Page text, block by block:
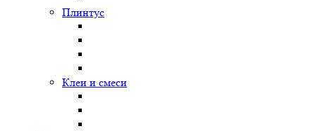
Плинтус
Клеи и смеси